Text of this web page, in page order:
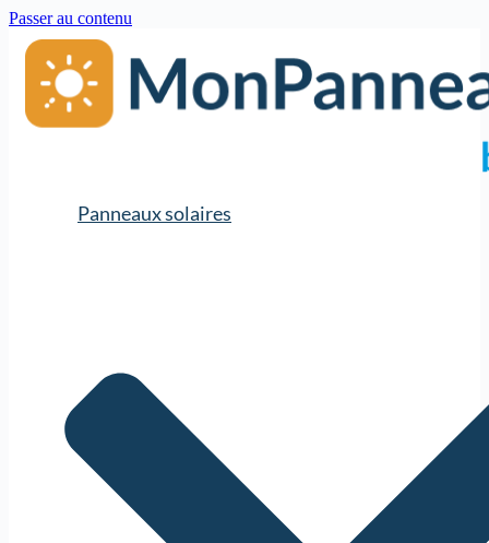
Passer au contenu
Panneaux solaires